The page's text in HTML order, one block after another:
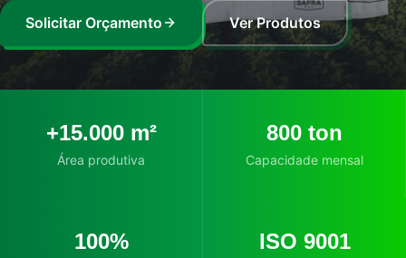
Solicitar Orçamento Ver Produtos
+15.000 m²
Área produtiva
800 ton
Capacidade mensal
100% ISO 9001